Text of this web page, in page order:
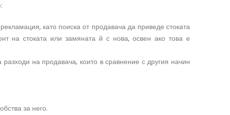
като поиска от продавача да приведе стоката
на стоката или замяната й с нова, освен ако това е
на продавача, които в сравнение с другия начин
за него.